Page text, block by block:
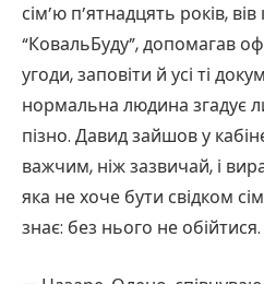
сім’ю п’ятнадцять років,
“КовальБуду”, допомагав
угоди, заповіти й усі ті
нормальна людина згадує
пізно. Давид зайшов у
важчим, ніж зазвичай, і
яка не хоче бути свідком
знає: без нього не обійтися.